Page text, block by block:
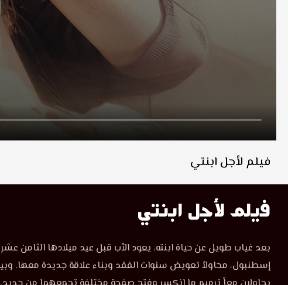
فيلم لأجل ابنتي
فيلم لأجل ابنتي
بعد غياب طويل عن حياة ابنته، يعود الأب قبل عيد ميلادها الثامن
إسطنبول، محاولاً تعويض سنوات الفقد وبناء علاقة جديدة معها.